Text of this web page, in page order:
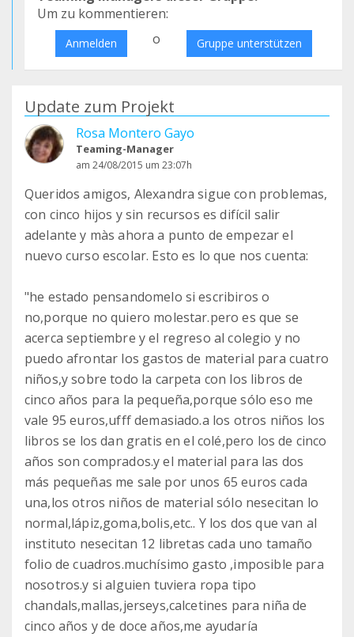
Um zu kommentieren:
Anmelden o Gruppe unterstützen
Update zum Projekt
Rosa Montero Gayo
Teaming-Manager
am 24/08/2015 um 23:07h
Queridos amigos, Alexandra sigue con problemas,
con cinco hijos y sin recursos es difícil salir
adelante y màs ahora a punto de empezar el
nuevo curso escolar. Esto es lo que nos cuenta:
"he estado pensandomelo si escribiros o
no,porque no quiero molestar.pero es que se
acerca septiembre y el regreso al colegio y no
puedo afrontar los gastos de material para cuatro
niños,y sobre todo la carpeta con los libros de
cinco años para la pequeña,porque sólo eso me
vale 95 euros,ufff demasiado.a los otros niños los
libros se los dan gratis en el colé,pero los de cinco
años son comprados.y el material para las dos
más pequeñas me sale por unos 65 euros cada
una,los otros niños de material sólo nesecitan lo
normal,lápiz,goma,bolis,etc.. Y los dos que van al
instituto nesecitan 12 libretas cada uno tamaño
folio de cuadros.muchísimo gasto ,imposible para
nosotros.y si alguien tuviera ropa tipo
chandals,mallas,jerseys,calcetines para niña de
cinco años y de doce años,me ayudaría